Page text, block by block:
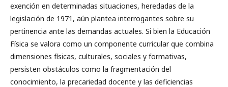
exención en determinadas situaciones, heredadas de la
legislación de 1971, aún plantea interrogantes sobre su
pertinencia ante las demandas actuales. Si bien la Educación
Física se valora como un componente curricular que combina
dimensiones físicas, culturales, sociales y formativas,
persisten obstáculos como la fragmentación del
conocimiento, la precariedad docente y las deficiencias